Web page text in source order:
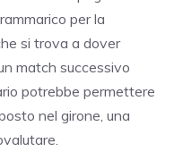
per la
si trova a dover
match successivo
potrebbe permettere
nel girone, una